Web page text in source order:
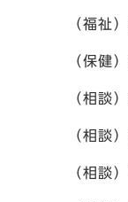
（福祉）
（保健）
（相談）
（相談）
（相談）